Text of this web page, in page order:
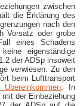
zwischen
die Erklärung des
nach den
Vorsatz oder grobe
eines Schadens
eigenständige
der ADSp insoweit
verwiesen. Zu den
beim Lufttransport
. In
der Einbeziehung